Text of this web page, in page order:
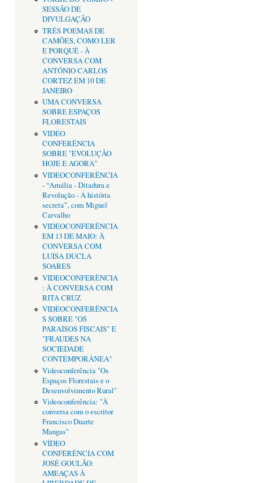
SESSÃO DE
DIVULGAÇÃO
TRÊS POEMAS DE
CAMÕES, COMO LER
E PORQUÊ - À
CONVERSA COM
ANTÓNIO CARLOS
CORTEZ EM 10 DE
JANEIRO
UMA CONVERSA
SOBRE ESPAÇOS
FLORESTAIS
VIDEO
CONFERÊNCIA
SOBRE "EVOLUÇÃO
HOJE E AGORA"
VIDEOCONFERÊNCIA
- “Amália - Ditadura e
Revolução - A história
secreta”, com Miguel
Carvalho
VIDEOCONFERÊNCIA
EM 13 DE MAIO: À
CONVERSA COM
LUÍSA DUCLA
SOARES
VIDEOCONFERÊNCIA
: À CONVERSA COM
RITA CRUZ
VIDEOCONFERÊNCIA
S SOBRE "OS
PARAÍSOS FISCAIS" E
"FRAUDES NA
SOCIEDADE
CONTEMPORÂNEA"
Videoconferência "Os
Espaços Florestais e o
Desenvolvimento Rural"
Videoconferência: "À
conversa com o escritor
Francisco Duarte
Mangas"
VÍDEO
CONFERÊNCIA COM
JOSÉ GOULÃO:
AMEAÇAS À